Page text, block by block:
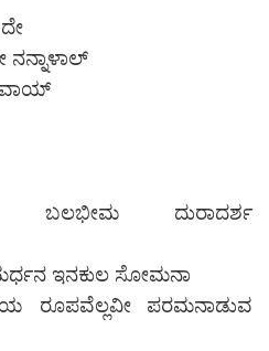
ನನ್ನಾಳಾಲ್
ಬಲಭೀಮ ದುರಾದರ್ಶ
ಇನಕುಲ ಸೋಮನಾ
ರೂಪವೆಲ್ಲವೀ ಪರಮನಾಡುವ